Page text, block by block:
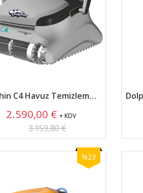
Dolphin C4 Havuz Temizleme Robotu
2.590,00 €+ KDV
3.159,80 €
%23